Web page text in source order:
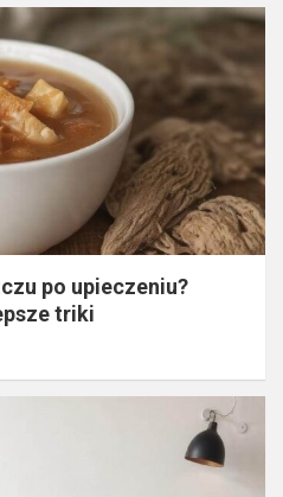
po upieczeniu?
triki